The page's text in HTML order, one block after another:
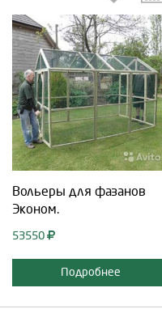
Вольеры для фазанов
Эконом.
53550
Подробнее
Выберите количество:
Продолжить Отмена